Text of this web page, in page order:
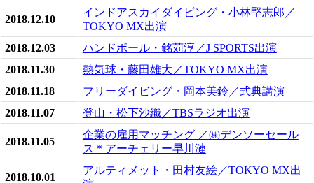
2018.12.10
インドアスカイダイビング・小林堅志郎／
TOKYO MX出演
2018.12.03
ハンドボール・銘苅淳／J SPORTS出演
2018.11.30
熱気球・藤田雄大／TOKYO MX出演
2018.11.18
フリーダイビング・岡本美鈴／式典講演
2018.11.07
登山・松下沙織／TBSラジオ出演
2018.11.05
企業の雇用マッチング ／㈱デンソーセール
ス＊アーチェリー早川漣
2018.10.01
アルティメット・田村友絵／TOKYO MX出